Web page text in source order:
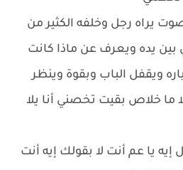
يراه رجل وخلفه الكثير من
بين يده ويعرف عن ماذا كانت
ويقفل الباب وبقوة وينظر
ما خلاص بقيت تخصني أنا يلا
يا عم أنت لا بقولك إيه أنت